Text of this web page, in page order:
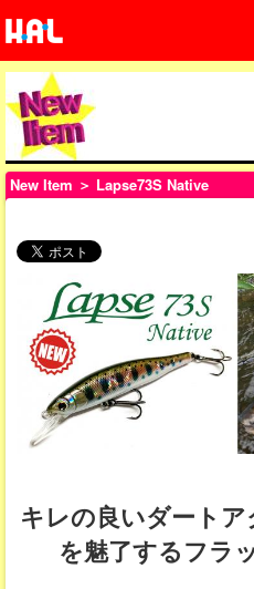
New Item ＞ Lapse73S Native
キレの良いダート
を魅了するフラ